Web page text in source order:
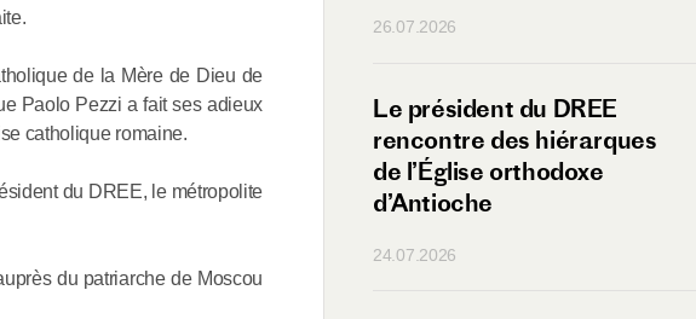
de la Mère de Dieu de
Paolo Pezzi a fait ses adieux
catholique romaine.
du DREE, le métropolite
du patriarche de Moscou
Le métropolite Antoine
de Volokolamsk visite
Addis-Abeba
26.07.2026
Le président du DREE
rencontre des hiérarques
de l’Église orthodoxe
d’Antioche
24.07.2026